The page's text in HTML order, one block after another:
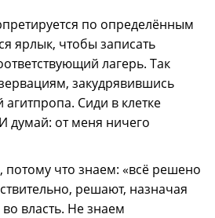
по определённым
ярлык, чтобы записать
лагерь. Так
закудрявившись
Сиди в клетке
думай: от меня ничего
что знаем: «всё решено
решают, назначая
власть. Не знаем